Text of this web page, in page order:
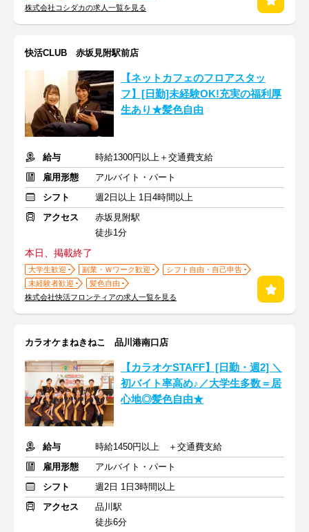
株式会社コシダカの求人一覧を見る
快活CLUB 赤坂見附駅前店
【ネットカフェのフロアスタッ
フ】[日勤]未経験OK!充実の福利厚
生あり★髪色自由
給与
時給1300円以上＋交通費支給
雇用形態
アルバイト・パート
シフト
週2日以上 1日4時間以上
アクセス
赤坂見附駅
徒歩1分
本日、掲載終了
大学生歓迎 副業・Ｗワーク歓迎
シフト自由・自己申告
未経験者歓迎
髪色自由
株式会社快活フロンティアの求人一覧を見る
カラオケまねきねこ 品川港南口店
【カラオケSTAFF】[日勤・週2] ＼
初バイト率高め♪／大学生多数＝居
心地◎髪色自由★
給与
時給1450円以上 ＋交通費支給
雇用形態
アルバイト・パート
シフト
週2日 1日3時間以上
アクセス
品川駅
徒歩6分